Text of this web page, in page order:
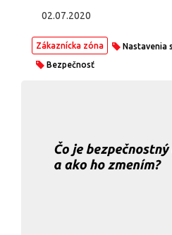
02.07.2020
Zákaznícka zóna Nastavenia
Bezpečnosť